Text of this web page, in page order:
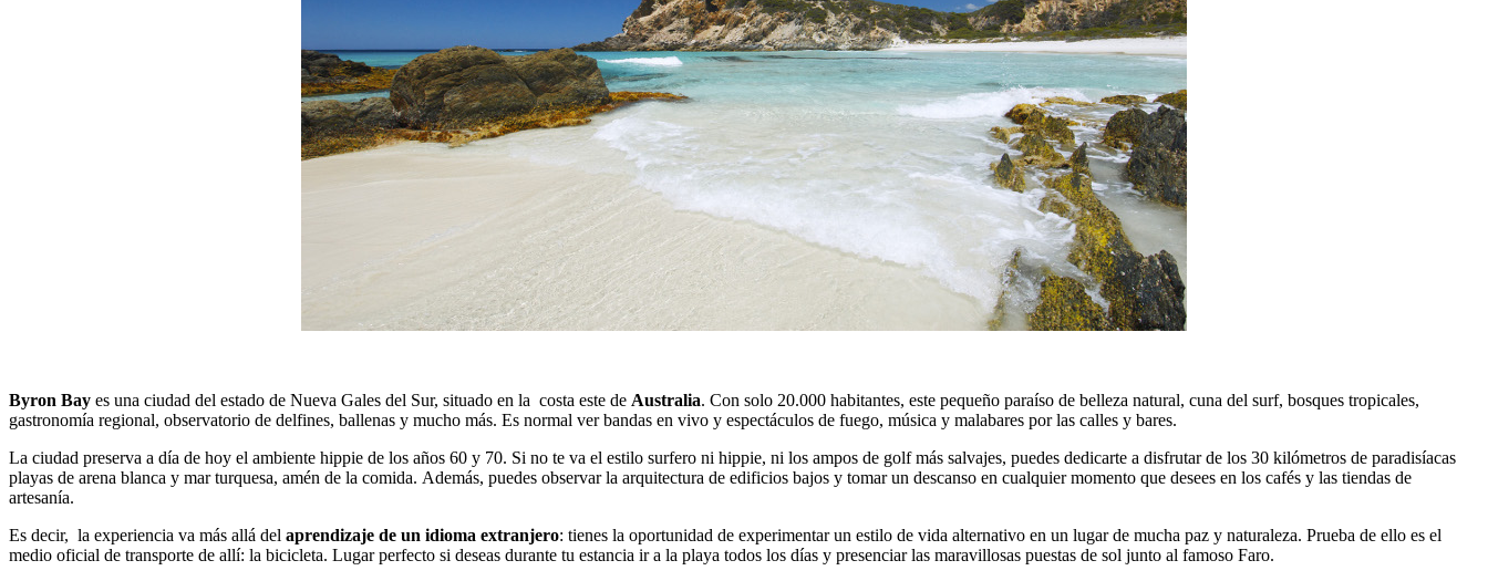
Byron Bay es una ciudad del estado de Nueva Gales del Sur, situado en la costa este de Australia. Con solo 20.000 habitantes, este pequeño paraíso de belleza natural, cuna del surf, bosques tropicales,
gastronomía regional, observatorio de delfines, ballenas y mucho más. Es normal ver bandas en vivo y espectáculos de fuego, música y malabares por las calles y bares.
La ciudad preserva a día de hoy el ambiente hippie de los años 60 y 70. Si no te va el estilo surfero ni hippie, ni los ampos de golf más salvajes, puedes dedicarte a disfrutar de los 30 kilómetros de paradisíacas
playas de arena blanca y mar turquesa, amén de la comida. Además, puedes observar la arquitectura de edificios bajos y tomar un descanso en cualquier momento que desees en los cafés y las tiendas de
artesanía.
Es decir, la experiencia va más allá del aprendizaje de un idioma extranjero: tienes la oportunidad de experimentar un estilo de vida alternativo en un lugar de mucha paz y naturaleza. Prueba de ello es el
medio oficial de transporte de allí: la bicicleta. Lugar perfecto si deseas durante tu estancia ir a la playa todos los días y presenciar las maravillosas puestas de sol junto al famoso Faro.